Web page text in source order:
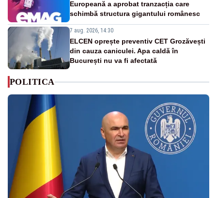
Europeană a aprobat tranzacția care
schimbă structura gigantului românesc
7 aug. 2026, 14:30
ELCEN oprește preventiv CET Grozăvești
din cauza caniculei. Apa caldă în
București nu va fi afectată
POLITICA